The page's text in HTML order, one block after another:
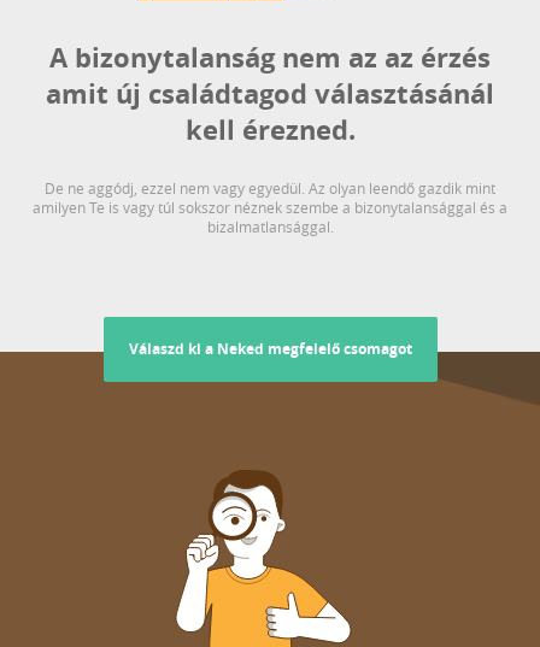
A bizonytalanság nem az az érzés
amit új családtagod választásánál
kell érezned.
De ne aggódj, ezzel nem vagy egyedül. Az olyan leendő gazdik mint
amilyen Te is vagy túl sokszor néznek szembe a bizonytalansággal és a
bizalmatlansággal.
Válaszd ki a Neked megfelelő csomagot